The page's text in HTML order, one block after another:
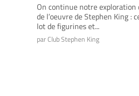
On continue notre exploration
de l’oeuvre de Stephen King :
lot de figurines et...
par Club Stephen King